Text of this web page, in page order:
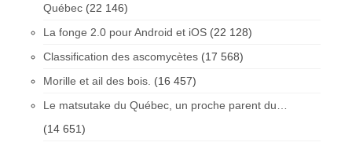
Québec (22 146)
La fonge 2.0 pour Android et iOS (22 128)
Classification des ascomycètes (17 568)
Morille et ail des bois. (16 457)
Le matsutake du Québec, un proche parent du…
(14 651)